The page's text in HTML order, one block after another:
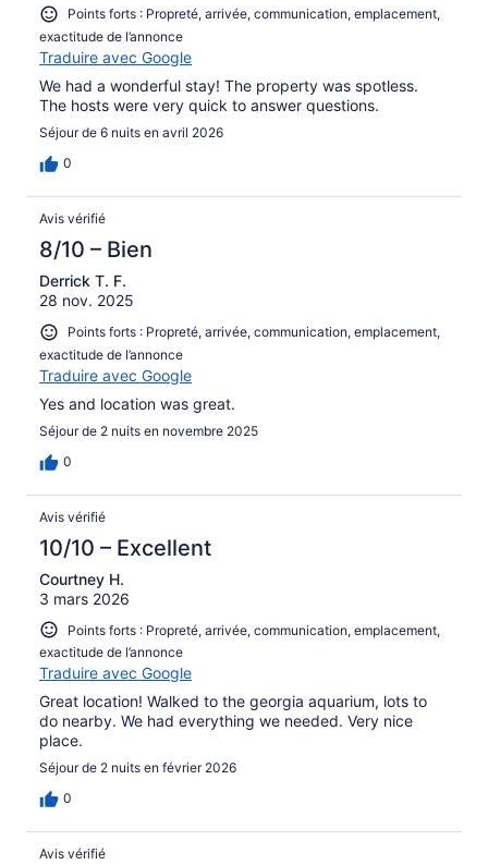
Points forts : Propreté, arrivée, communication, emplacement,
exactitude de l’annonce
Traduire avec Google
We had a wonderful stay! The property was spotless.
The hosts were very quick to answer questions.
Séjour de 6 nuits en avril 2026
0
Avis vérifié
8/10 – Bien
Derrick T. F.
28 nov. 2025
Points forts : Propreté, arrivée, communication, emplacement,
exactitude de l’annonce
Traduire avec Google
Yes and location was great.
Séjour de 2 nuits en novembre 2025
0
Avis vérifié
10/10 – Excellent
Courtney H.
3 mars 2026
Points forts : Propreté, arrivée, communication, emplacement,
exactitude de l’annonce
Traduire avec Google
Great location! Walked to the georgia aquarium, lots to
do nearby. We had everything we needed. Very nice
place.
Séjour de 2 nuits en février 2026
0
Avis vérifié